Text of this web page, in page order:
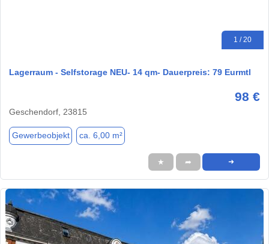
1 / 20
Lagerraum - Selfstorage NEU- 14 qm- Dauerpreis: 79 Eurmtl
98 €
Geschendorf, 23815
Gewerbeobjekt ca. 6,00 m²
★ ➦ ➜